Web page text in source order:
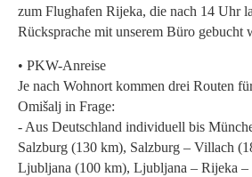
zum Flughafen Rijeka, die nach 14 Uhr
Rücksprache mit unserem Büro gebucht
• PKW-Anreise
Je nach Wohnort kommen drei Routen
Omišalj in Frage:
- Aus Deutschland individuell bis
Salzburg (130 km), Salzburg – Villach
Ljubljana (100 km), Ljubljana – Rijeka